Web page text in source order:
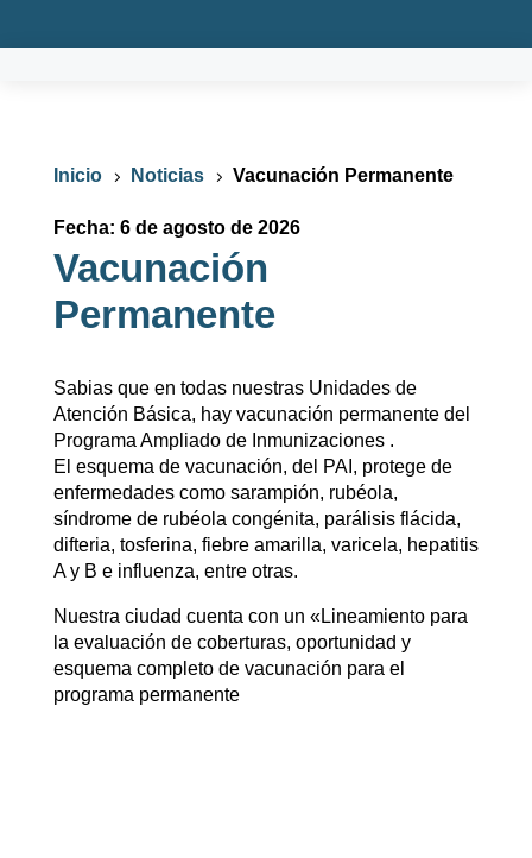
Inicio 5 Noticias 5 Vacunación Permanente
Fecha: 6 de agosto de 2026
Vacunación
Permanente
Sabias que en todas nuestras Unidades de
Atención Básica, hay vacunación permanente del
Programa Ampliado de Inmunizaciones .
El esquema de vacunación, del PAI, protege de
enfermedades como sarampión, rubéola,
síndrome de rubéola congénita, parálisis flácida,
difteria, tosferina, fiebre amarilla, varicela, hepatitis
A y B e influenza, entre otras.
Nuestra ciudad cuenta con un «Lineamiento para
la evaluación de coberturas, oportunidad y
esquema completo de vacunación para el
programa permanente